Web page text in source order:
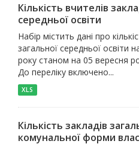
Кількість вчителів
середньої освіти
Набір містить дані про
загальної середньої освіти
року станом на 05 вересня
До переліку включено...
XLS
Кількість закладів
комунальної форми